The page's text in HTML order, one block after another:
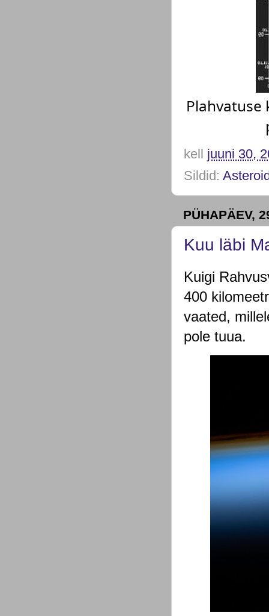
kell juuni 30,
Sildid:
PÜHAPÄEV,
Kuu läbi
Kuigi
400
vaated,
pole tuua.